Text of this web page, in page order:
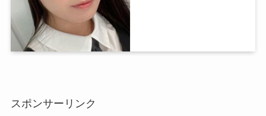
スポンサーリンク